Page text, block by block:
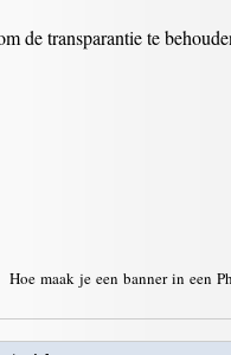
de transparantie te
Hoe maak je een banner in een